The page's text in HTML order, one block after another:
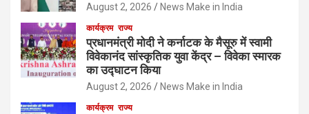
August 2, 2026 News Make in India
कार्यक्रम राज्य
प्रधानमंत्री मोदी ने कर्नाटक के मैसूरु में स्वामी
विवेकानंद सांस्कृतिक युवा केंद्र – विवेका स्मारक
का उद्घाटन किया
August 2, 2026 News Make in India
कार्यक्रम राज्य